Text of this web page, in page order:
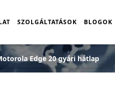
SZOLGÁLTATÁSOK BLOGOK
Edge 20 gyári hátlap